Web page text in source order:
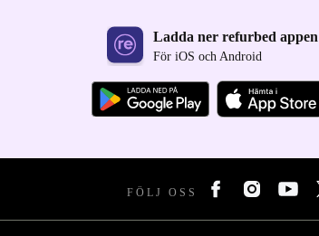
Ladda ner refurbed appen
För iOS och Android
FÖLJ OSS